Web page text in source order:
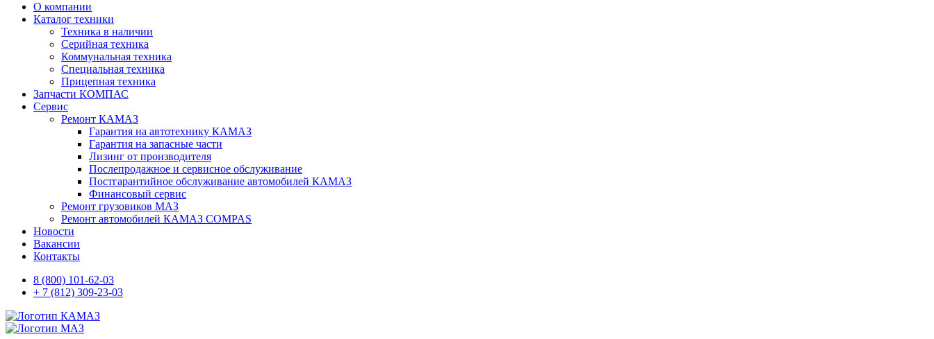
О компании
Каталог техники
Техника в наличии
Серийная техника
Коммунальная техника
Специальная техника
Прицепная техника
Запчасти КОМПАС
Сервис
Ремонт КАМАЗ
Гарантия на автотехнику КАМАЗ
Гарантия на запасные части
Лизинг от производителя
Послепродажное и сервисное обслуживание
Постгарантийное обслуживание автомобилей КАМАЗ
Финансовый сервис
Ремонт грузовиков МАЗ
Ремонт автомобилей КАМАЗ COMPAS
Новости
Вакансии
Контакты
8 (800) 101-62-03
+ 7 (812) 309-23-03